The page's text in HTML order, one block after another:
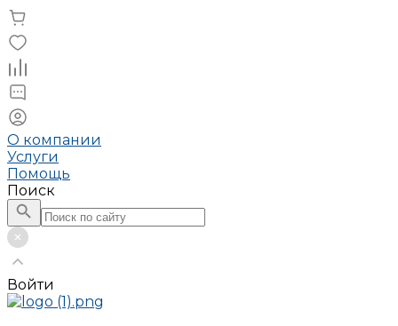
О компании
Услуги
Помощь
Поиск
Войти